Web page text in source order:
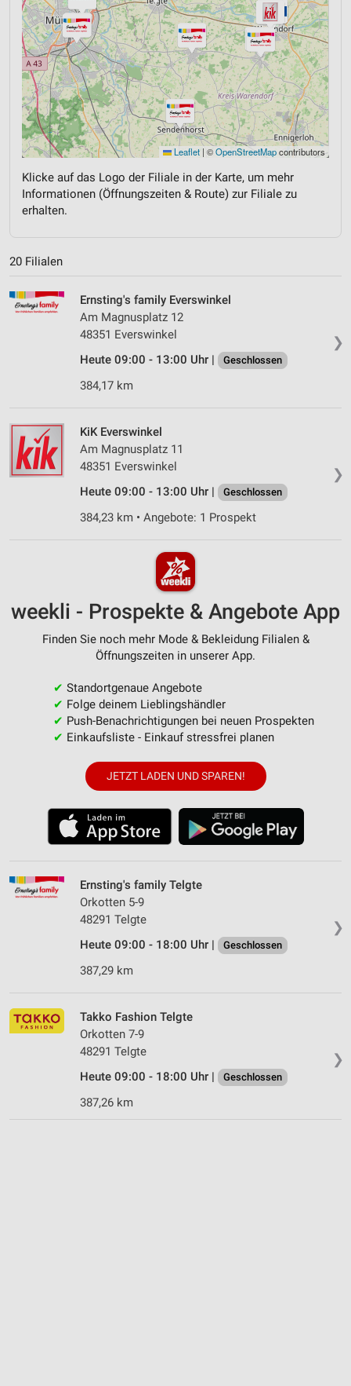
Leaflet | ©OpenStreetMapcontributors
Klicke auf das Logo der Filiale in der Karte, um mehr
Informationen (Öffnungszeiten & Route) zur Filiale zu
erhalten.
20 Filialen
❯
Ernsting's family Everswinkel
Am Magnusplatz 12
48351 Everswinkel
Heute 09:00 - 13:00 Uhr |
Geschlossen
384,17 km
❯
KiK Everswinkel
Am Magnusplatz 11
48351 Everswinkel
Heute 09:00 - 13:00 Uhr |
Geschlossen
384,23 km • Angebote: 1 Prospekt
weekli - Prospekte & Angebote App
Finden Sie noch mehr Mode & Bekleidung Filialen &
Öffnungszeiten in unserer App.
✔ Standortgenaue Angebote
✔ Folge deinem Lieblingshändler
✔ Push-Benachrichtigungen bei neuen Prospekten
✔ Einkaufsliste - Einkauf stressfrei planen
JETZT LADEN UND SPAREN!
❯
Ernsting's family Telgte
Orkotten 5-9
48291 Telgte
Heute 09:00 - 18:00 Uhr |
Geschlossen
387,29 km
❯
Takko Fashion Telgte
Orkotten 7-9
48291 Telgte
Heute 09:00 - 18:00 Uhr |
Geschlossen
387,26 km